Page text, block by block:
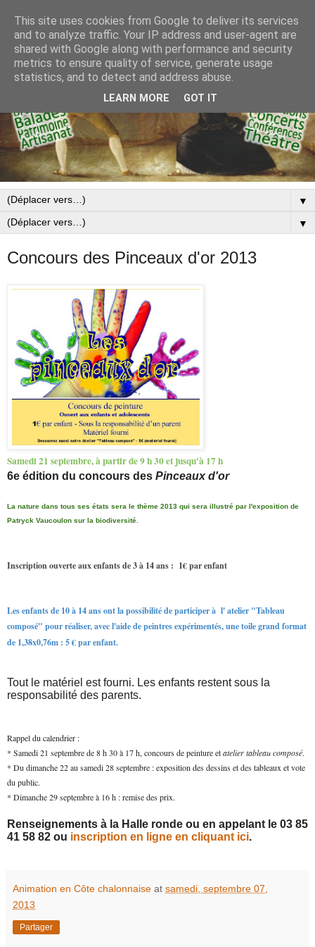
▼
▼
Concours des Pinceaux d'or 2013
Samedi 21 septembre, à partir de 9 h 30 et jusqu'à 17 h
6e édition du concours des Pinceaux d'or
La nature dans tous ses états sera le thème 2013 qui sera illustré par l'exposition de
Patryck Vaucoulon sur la biodiversité.
Inscriptionouverte aux enfants de 3 à 14 ans : 1€par enfant
Les enfants de 10 à 14 ans ont la possibilité de participer à l' atelier "Tableau
composé" pour réaliser, avec l'aide de peintres expérimentés, une toile grand format
de 1,38x0,76m : 5 € par enfant.
Tout le matériel est fourni. Les enfants restent sous la
responsabilité des parents.
Rappel du calendrier :
* Samedi 21 septembre de 8 h 30 à 17 h, concours de peinture etatelier tableau composé.
* Du dimanche 22 au samedi 28 septembre : exposition des dessins et des tableaux et vote
du public.
* Dimanche 29 septembre à 16 h : remise des prix.
Renseignements à la Halle ronde ou en appelant le 03 85
41 58 82 ou inscription en ligne en cliquant ici.
Animation en Côte chalonnaise at samedi, septembre 07,
2013
Partager
This site uses cookies from Google to deliver its services
and to analyze traffic. Your IP address and user-agent are
shared with Google along with performance and security
metrics to ensure quality of service, generate usage
statistics, and to detect and address abuse.
LEARN MORE GOT IT